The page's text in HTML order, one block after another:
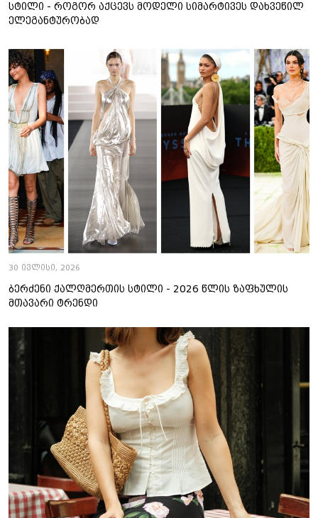
სტილი - როგორ აქცევს მოდელი სიმარტივეს დახვეწილ
ელეგანტურობად
30 ივლისი, 2026
ბერძენი ქალღმერთის სტილი - 2026 წლის ზაფხულის
მთავარი ტრენდი